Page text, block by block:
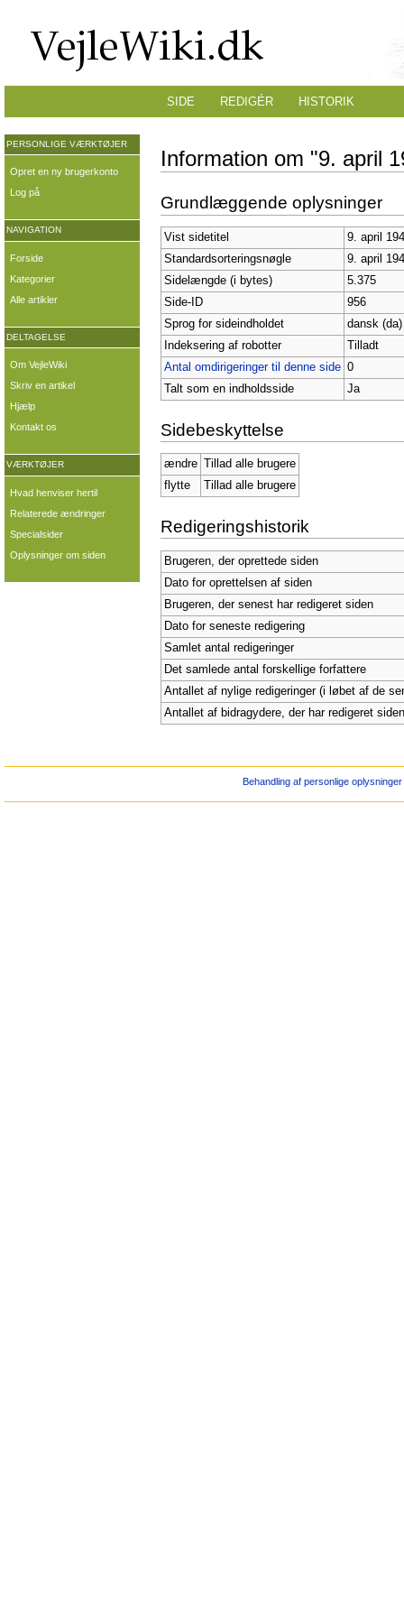
Information om "9. april
Grundlæggende oplysninger
Vist sidetitel
9. april
Standardsorteringsnøgle
9. april
Sidelængde (i bytes)
5.375
Side-ID
956
Sprog for sideindholdet
dansk (da)
Indeksering af robotter
Tilladt
Antal omdirigeringer til denne side 0
Talt som en indholdsside
Ja
Sidebeskyttelse
ændre
Tillad alle brugere
flytte
Tillad alle brugere
Redigeringshistorik
Brugeren, der oprettede siden
Dato for oprettelsen af siden
Brugeren, der senest har redigeret siden
Dato for seneste redigering
Samlet antal redigeringer
Det samlede antal forskellige forfattere
Antallet af nylige redigeringer (i løbet af de
Antallet af bidragydere, der har redigeret
SIDE REDIGÉR HISTORIK
PERSONLIGE VÆRKTØJER
Opret en ny brugerkonto
Log på
NAVIGATION
Forside
Kategorier
Alle artikler
DELTAGELSE
Om VejleWiki
Skriv en artikel
Hjælp
Kontakt os
VÆRKTØJER
Hvad henviser hertil
Relaterede ændringer
Specialsider
Oplysninger om siden
Behandling af personlige oplysninger